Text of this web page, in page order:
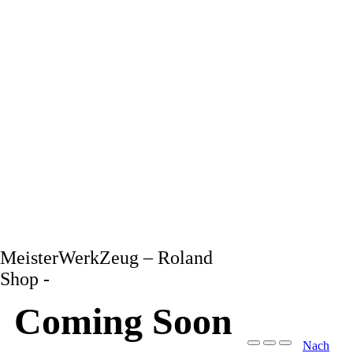
MeisterWerkZeug – Roland
Shop -
Coming Soon
Nach